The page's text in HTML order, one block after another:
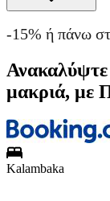
-15% ή πάνω
μακριά, με
Kalambaka